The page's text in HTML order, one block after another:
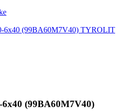
6x40 (99BA60M7V40) TYROLIT
6x40 (99BA60M7V40)